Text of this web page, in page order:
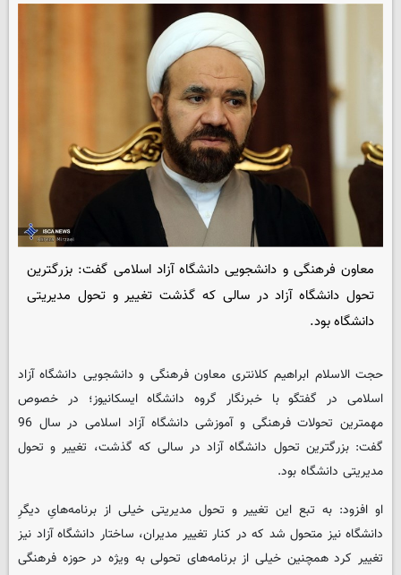
معاون فرهنگی و دانشجویی دانشگاه آزاد اسلامی گفت: بزرگترین
تحول دانشگاه آزاد در سالی که گذشت تغییر و تحول مدیریتی
دانشگاه بود.
حجت الاسلام ابراهیم کلانتری معاون فرهنگی و دانشجویی دانشگاه آزاد
اسلامی در گفتگو با خبرنگار گروه دانشگاه ایسکانیوز؛ در خصوص
مهمترین تحولات فرهنگی و آموزشی دانشگاه آزاد اسلامی در سال 96
گفت: بزرگترین تحول دانشگاه آزاد در سالی که گذشت، تغییر و تحول
مدیریتی دانشگاه بود.
او افزود: به تبع این تغییر و تحول مدیریتی خیلی از برنامه‌هایِ دیگرِ
دانشگاه نیز متحول شد که در کنار تغییر مدیران، ساختار دانشگاه آزاد نیز
تغییر کرد همچنین خیلی از برنامه‌های تحولی به ویژه در حوزه فرهنگی